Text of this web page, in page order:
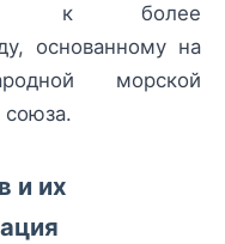
к более
основанному на
морской
союза.
и их